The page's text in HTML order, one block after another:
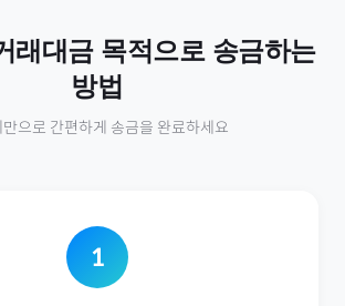
래대금 목적으로 송금하는
방법
으로 간편하게 송금을 완료하세요
1